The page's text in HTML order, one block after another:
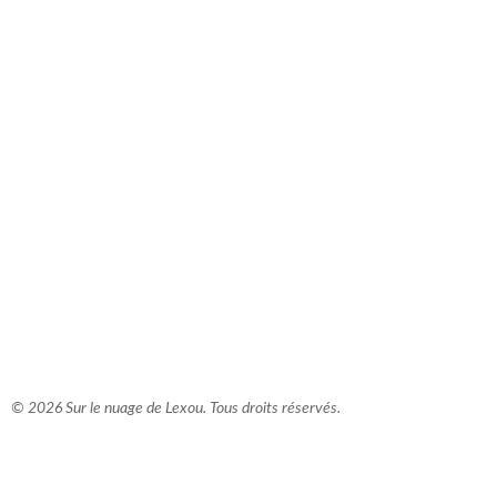
© 2026 Sur le nuage de Lexou. Tous droits réservés.